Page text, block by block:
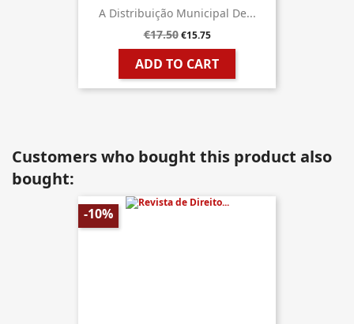
A Distribuição Municipal De...
€17.50 €15.75
ADD TO CART
Customers who bought this product also
bought:
-10%